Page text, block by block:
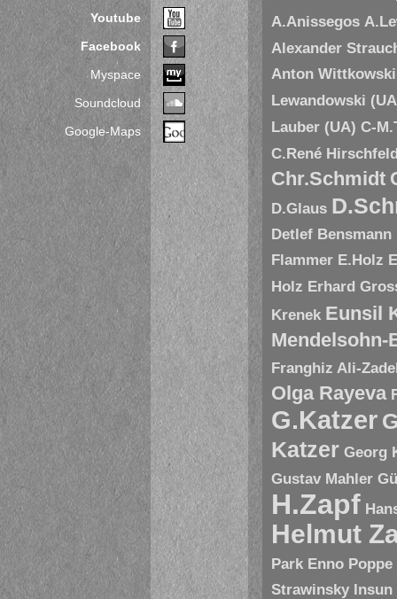
Youtube
Facebook
Myspace
Soundcloud
Google-Maps
A.Anissegos
Alexander
Anton
Lewandowski
Lauber (UA) C-
C.René
Chr.Schmidt
D.Glaus
Detlef Bensmann
Flammer E.Holz
Holz Erhard
Krenek Eunsil
Mendelsohn-
Franghiz Ali-
Olga Rayeva
G.Katzer
Katzer Georg
Gustav Mahler
H.Zapf
Helmut
Park Enno Poppe
Strawinsky Insun